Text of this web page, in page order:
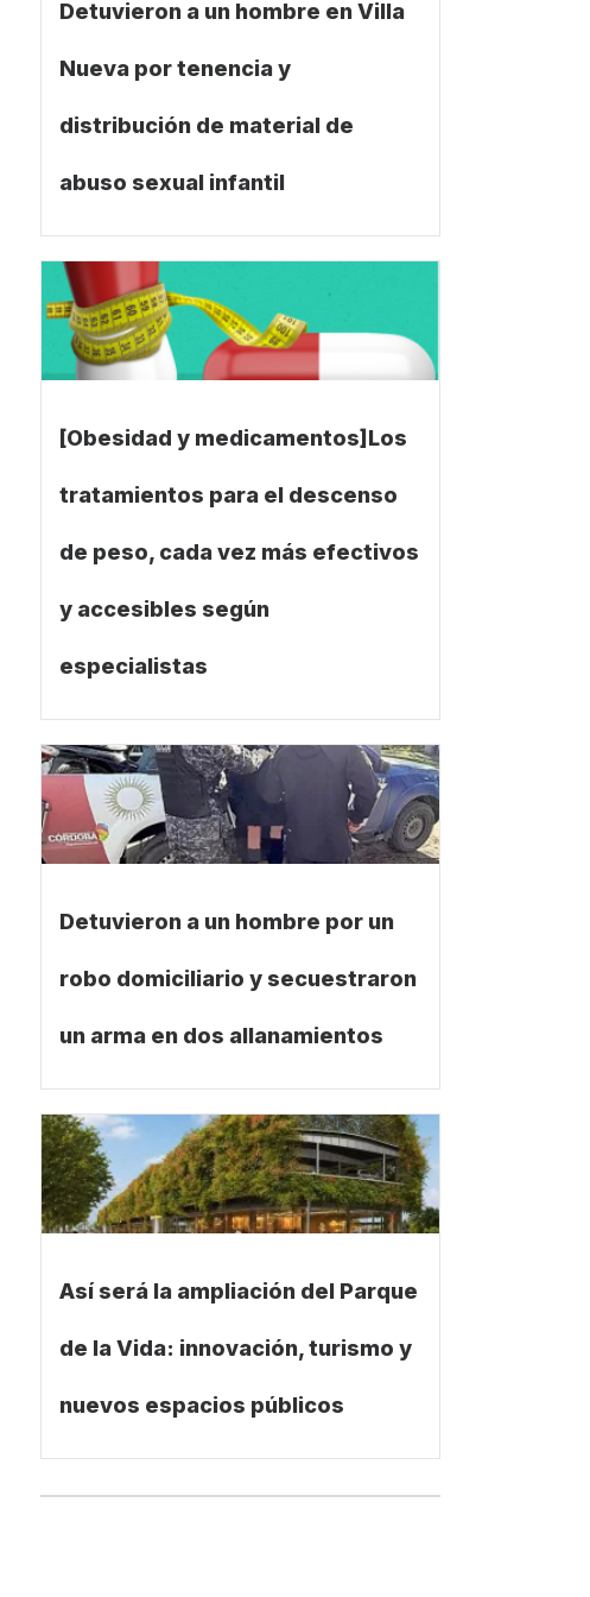
Detuvieron a un hombre en Villa
Nueva por tenencia y
distribución de material de
abuso sexual infantil
[Obesidad y medicamentos]Los
tratamientos para el descenso
de peso, cada vez más efectivos
y accesibles según
especialistas
Detuvieron a un hombre por un
robo domiciliario y secuestraron
un arma en dos allanamientos
Así será la ampliación del Parque
de la Vida: innovación, turismo y
nuevos espacios públicos